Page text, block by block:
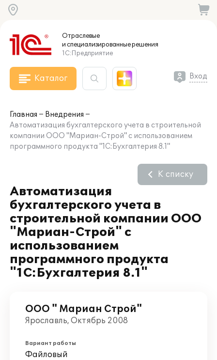
Отраслевые
и специализированныерешения
1С:Предприятие
Каталог Вход
Главная
Внедрения
Автоматизация бухгалтерского учета в строительной
компании ООО "Мариан-Строй" с использованием
программного продукта "1С:Бухгалтерия 8.1"
Автоматизация
бухгалтерского учета в
строительной компании ООО
"Мариан-Строй" с
использованием
программного продукта
"1С:Бухгалтерия 8.1"
К списку
ООО " Мариан Строй"
Ярославль, Октябрь 2008
Вариант работы
Файловый